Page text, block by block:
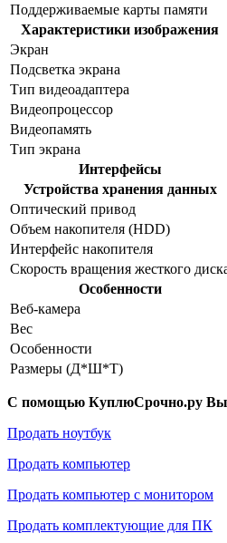
Поддерживаемые карты памяти
Характеристики изображения
Экран
Подсветка экрана
Тип видеоадаптера
Видеопроцессор
Видеопамять
Тип экрана
Интерфейсы
Устройства хранения данных
Оптический привод
Объем накопителя (HDD)
Интерфейс накопителя
Скорость вращения жесткого
Особенности
Веб-камера
Вес
Особенности
Размеры (Д*Ш*Т)
С помощью КуплюСрочно.ру Вы
Продать ноутбук
Продать компьютер
Продать компьютер с монитором
Продать комплектующие для ПК